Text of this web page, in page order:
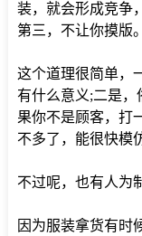
装，就会形成竞争
第三，不让你摸版。
这个道理很简单，
有什么意义;二是，
果你不是顾客，打
不多了，能很快模
不过呢，也有人为
因为服装拿货有时